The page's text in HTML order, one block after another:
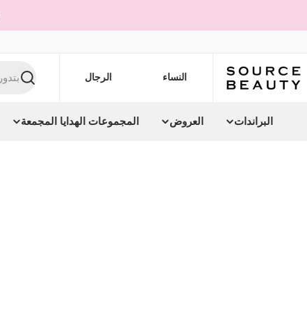
النساء الرجال
بحث
البراندات العروض المجموعات الهدايا المجمعة